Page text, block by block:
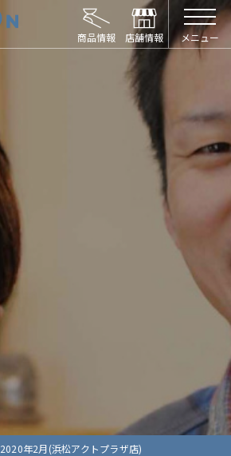
HIROCON｜広小路コンタクト｜【豊橋・浜
メニュー
2020年2月(浜松アクトプラザ店)